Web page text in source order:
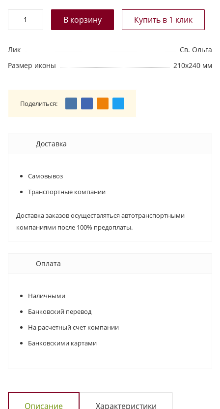
Лик
Св. Ольга
Размер иконы
210х240 мм
Поделиться:
Доставка
Самовывоз
Транспортные компании
Доставка заказов осуществляться автотранспортными
компаниями после 100% предоплаты.
Оплата
Наличными
Банковский перевод
На расчетный счет компании
Банковскими картами
Описание Характеристики